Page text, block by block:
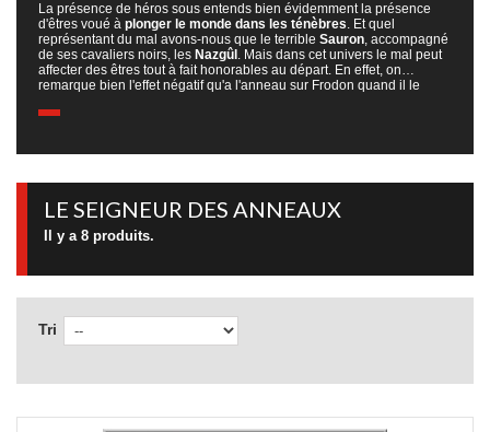
La présence de héros sous entends bien évidemment la présence
d'êtres voué à plonger le monde dans les ténèbres. Et quel
représentant du mal avons-nous que le terrible Sauron, accompagné
de ses cavaliers noirs, les Nazgûl . Mais dans cet univers le mal peut
affecter des êtres tout à fait honorables au départ. En effet, on
remarque bien l'effet négatif qu'a l'anneau sur Frodon quand il le
Golum
LE SEIGNEUR DES ANNEAUX
Il y a 8 produits.
Tri